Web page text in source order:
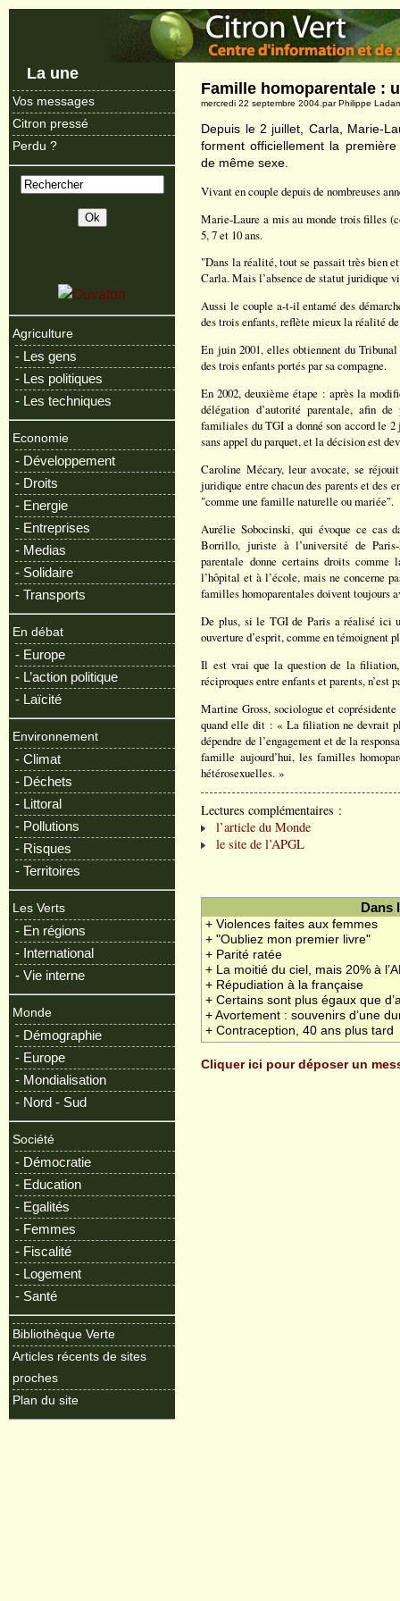
La une
Vos messages
Citron pressé
Perdu ?
Agriculture
- Les gens
- Les politiques
- Les techniques
Economie
- Développement
- Droits
- Energie
- Entreprises
- Medias
- Solidaire
- Transports
En débat
- Europe
- L’action politique
- Laïcité
Environnement
- Climat
- Déchets
- Littoral
- Pollutions
- Risques
- Territoires
Les Verts
- En régions
- International
- Vie interne
Monde
- Démographie
- Europe
- Mondialisation
- Nord - Sud
Société
- Démocratie
- Education
- Egalités
- Femmes
- Fiscalité
- Logement
- Santé
Bibliothèque Verte
Articles récents de sites
proches
Plan du site
Famille homoparentale :
mercredi 22 septembre 2004.par Philippe
Depuis le 2 juillet, Carla, Marie-
forment officiellement la
de même sexe.
Vivant en couple depuis de nombreuses
Marie-Laure a mis au monde trois filles
5, 7 et 10 ans.
"Dans la réalité, tout se passait très bien
Carla. Mais l’absence de statut juridique
Aussi le couple a-t-il entamé des
des trois enfants, reflète mieux la réalité
En juin 2001, elles obtiennent du
des trois enfants portés par sa compagne.
En 2002, deuxième étape : après la
délégation d’autorité parentale, afin
familiales du TGI a donné son accord le
sans appel du parquet, et la décision est
Caroline Mécary, leur avocate, se
juridique entre chacun des parents et des
"comme une famille naturelle ou mariée".
Aurélie Sobocinski, qui évoque ce cas
Borrillo, juriste à l’université de
parentale donne certains droits comme
l’hôpital et à l’école, mais ne concerne
familles homoparentales doivent toujours
De plus, si le TGI de Paris a réalisé ici
ouverture d’esprit, comme en témoignent
Il est vrai que la question de la filiation,
réciproques entre enfants et parents, n’est
Martine Gross, sociologue et coprésidente
quand elle dit : « La filiation ne devrait
dépendre de l’engagement et de la
famille aujourd’hui, les familles
hétérosexuelles. »
Lectures complémentaires :
l’article du Monde
le site de l’APGL
Dans
+ Violences faites aux femmes
+ "Oubliez mon premier livre"
+ Parité ratée
+ La moitié du ciel, mais 20% à
+ Répudiation à la française
+ Certains sont plus égaux que
+ Avortement : souvenirs d’une
+ Contraception, 40 ans plus tard
Cliquer ici pour déposer un